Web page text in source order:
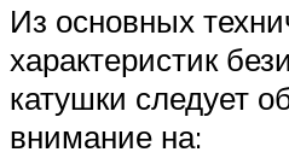
Из основных
характеристик
катушки следует
внимание на: